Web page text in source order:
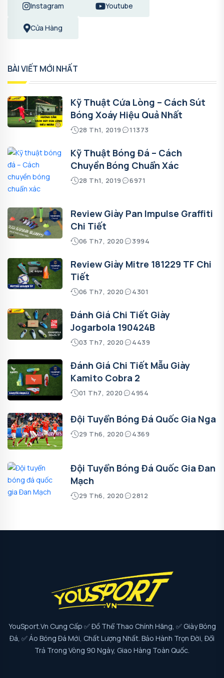
Instagram Youtube
Cửa Hàng
BÀI VIẾT MỚI NHẤT
Kỹ Thuật Cứa Lòng – Cách Sút
Bóng Xoáy Hiệu Quả Nhất
28 Th1, 2019 11373
Kỹ Thuật Bóng Đá – Cách
Chuyền Bóng Chuẩn Xác
28 Th1, 2019 6971
Review Giày Pan Impulse Graffiti
Chi Tiết
06 Th7, 2020 3994
Review Giày Mitre 181229 TF Chi
Tiết
06 Th7, 2020 4301
Đánh Giá Chi Tiết Giày
Jogarbola 190424B
03 Th7, 2020 4439
Đánh Giá Chi Tiết Mẫu Giày
Kamito Cobra 2
01 Th7, 2020 4954
Đội Tuyển Bóng Đá Quốc Gia Nga
29 Th6, 2020 4369
Đội Tuyển Bóng Đá Quốc Gia Đan
Mạch
29 Th6, 2020 2812
YouSport.vn Cung Cấp ✅ Đồ Thể Thao Chính Hãng, ✅ Giày Bóng
Đá, ✅ Áo Bóng Đá Mới, Chất Lượng Nhất. Bảo Hành Trọn Đời, Đổi
Trả Trong Vòng 90 Ngày, Giao Hàng Toàn Quốc.